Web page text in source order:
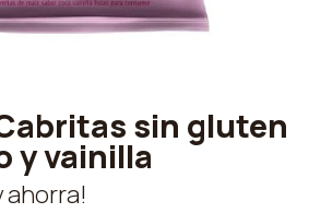
sin gluten
y vainilla
ahorra!